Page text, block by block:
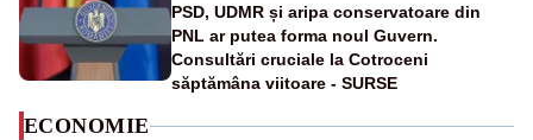
PSD, UDMR și aripa conservatoare din
PNL ar putea forma noul Guvern.
Consultări cruciale la Cotroceni
săptămâna viitoare - SURSE
ECONOMIE